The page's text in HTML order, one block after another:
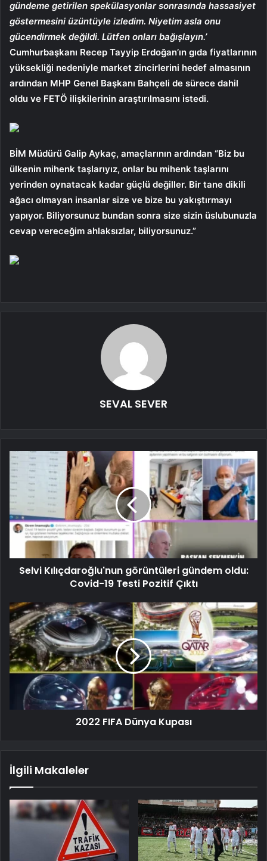
gündeme getirilen spekülasyonlar sonrasında hassasiyet
göstermesini üzüntüyle izledim. Niyetim asla onu
gücendirmek değildi. Lütfen onları bağışlayın.’
Cumhurbaşkanı Recep Tayyip Erdoğan’ın gıda fiyatlarının
yüksekliği nedeniyle market zincirlerini hedef almasının
ardından MHP Genel Başkanı Bahçeli de sürece dahil
oldu ve FETÖ ilişkilerinin araştırılmasını istedi.
BİM Müdürü Galip Aykaç, amaçlarının ardından “Biz bu
ülkenin mihenk taşlarıyız, onlar bu mihenk taşlarını
yerinden oynatacak kadar güçlü değiller. Bir tane dikili
ağacı olmayan insanlar size ve bize bu yakıştırmayı
yapıyor. Biliyorsunuz bundan sonra size sizin üslubunuzla
cevap vereceğim ahlaksızlar, biliyorsunuz.”
SEVAL SEVER
Selvi Kılıçdaroğlu'nun görüntüleri gündem oldu:
Covid-19 Testi Pozitif Çıktı
2022 FIFA Dünya Kupası
İlgili Makaleler